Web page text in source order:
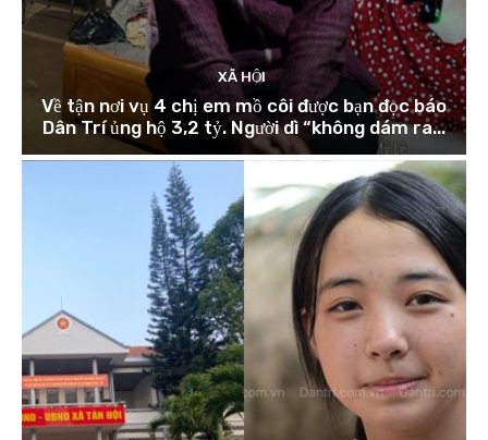
XÃ HỘI
Về tận nơi vụ 4 chị em mồ côi được bạn đọc báo
Dân Trí ủng hộ 3,2 tỷ. Người dì “không dám ra...